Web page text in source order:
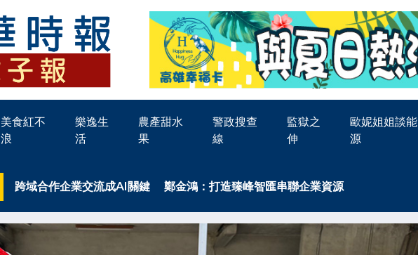
美食紅不
浪
樂逸生
活
農產甜水
果
警政搜查
線
監獄之
伸
歐妮姐姐談能
源
跨域合作企業交流成AI關鍵 鄭金鴻：打造臻峰智匯串聯企業資源